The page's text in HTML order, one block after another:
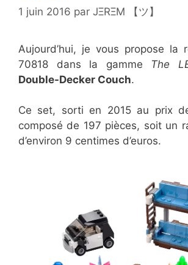
1 juin 2016 par JΞRΞM 【ツ】
Aujourd’hui, je vous propose la
70818 dans la gamme The
Double-Decker Couch.
Ce set, sorti en 2015 au prix
composé de 197 pièces, soit un
d’environ 9 centimes d’euros.